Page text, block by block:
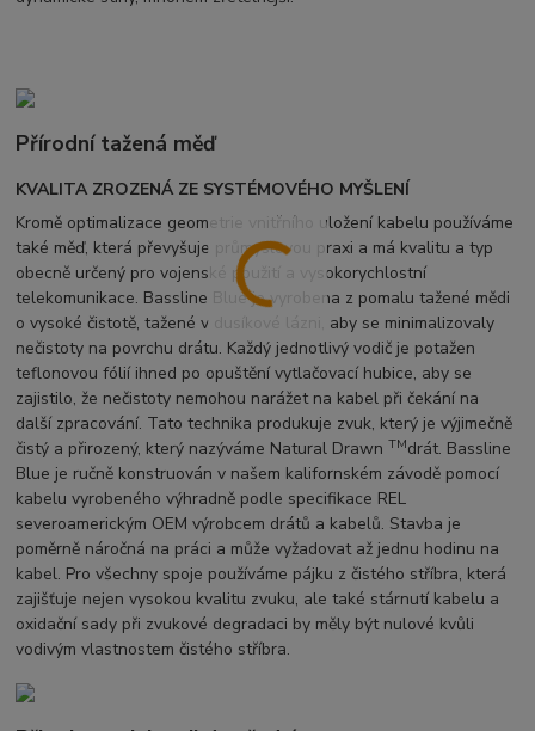
Přírodní tažená měď
KVALITA ZROZENÁ ZE SYSTÉMOVÉHO MYŠLENÍ
Kromě optimalizace geometrie vnitřního uložení kabelu používáme
také měď, která převyšuje průmyslovou praxi a má kvalitu a typ
obecně určený pro vojenské použití a vysokorychlostní
telekomunikace. Bassline Blue je vyrobena z pomalu tažené mědi
o vysoké čistotě, tažené v dusíkové lázni, aby se minimalizovaly
nečistoty na povrchu drátu. Každý jednotlivý vodič je potažen
teflonovou fólií ihned po opuštění vytlačovací hubice, aby se
zajistilo, že nečistoty nemohou narážet na kabel při čekání na
další zpracování. Tato technika produkuje zvuk, který je výjimečně
čistý a přirozený, který nazýváme Natural Drawn TMdrát. Bassline
Blue je ručně konstruován v našem kalifornském závodě pomocí
kabelu vyrobeného výhradně podle specifikace REL
severoamerickým OEM výrobcem drátů a kabelů. Stavba je
poměrně náročná na práci a může vyžadovat až jednu hodinu na
kabel. Pro všechny spoje používáme pájku z čistého stříbra, která
zajišťuje nejen vysokou kvalitu zvuku, ale také stárnutí kabelu a
oxidační sady při zvukové degradaci by měly být nulové kvůli
vodivým vlastnostem čistého stříbra.